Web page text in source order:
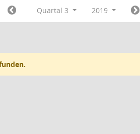
Quartal 3 2019